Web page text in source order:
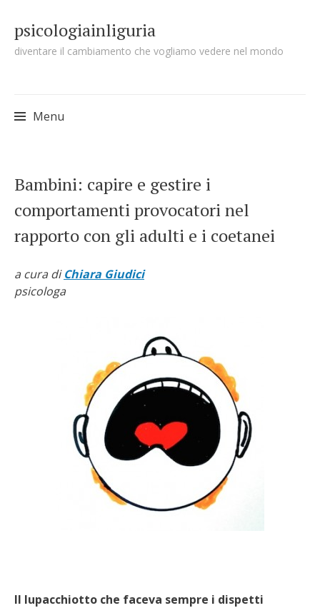
psicologiainliguria
diventare il cambiamento che vogliamo vedere nel mondo
Menu
Bambini: capire e gestire i
comportamenti provocatori nel
rapporto con gli adulti e i coetanei
a cura diChiara Giudici
psicologa
Il lupacchiotto che faceva sempre i dispetti